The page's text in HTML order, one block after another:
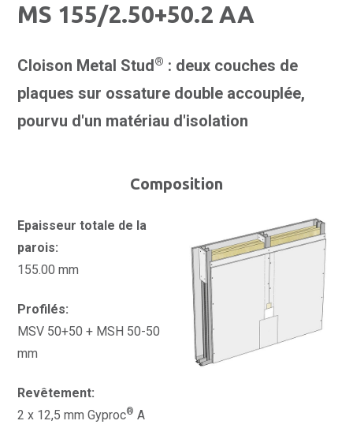
MS 155/2.50+50.2 AA
Cloison Metal Stud® : deux couches de
plaques sur ossature double accouplée,
pourvu d'un matériau d'isolation
Composition
Epaisseur totale de la
parois:
155.00 mm
Profilés:
MSV 50+50 + MSH 50-50
mm
Revêtement:
2 x 12,5 mm Gyproc® A